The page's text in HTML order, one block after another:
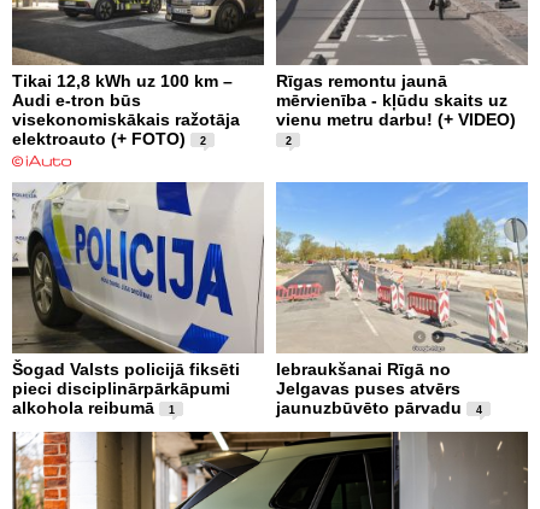
Tikai 12,8 kWh uz 100 km –
Audi e-tron būs
visekonomiskākais ražotāja
elektroauto (+ FOTO)
2
Rīgas remontu jaunā
mērvienība - kļūdu skaits uz
vienu metru darbu! (+ VIDEO)
2
Šogad Valsts policijā fiksēti
pieci disciplinārpārkāpumi
alkohola reibumā
1
Iebraukšanai Rīgā no
Jelgavas puses atvērs
jaunuzbūvēto pārvadu
4